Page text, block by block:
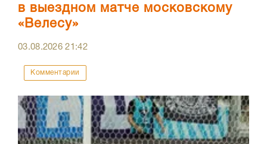
в выездном матче московскому
«Велесу»
03.08.202621:42
Комментарии